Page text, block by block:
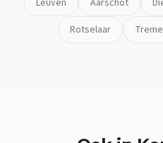
Leuven Aarschot
Rotselaar